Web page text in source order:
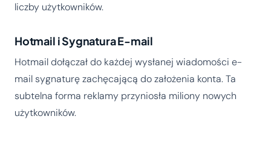
liczby użytkowników.
Hotmail i Sygnatura E-mail
Hotmail dołączał do każdej wysłanej wiadomości e-
mail sygnaturę zachęcającą do założenia konta. Ta
subtelna forma reklamy przyniosła miliony nowych
użytkowników.